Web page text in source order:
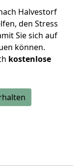
Halvestorf
den Stress
Sie sich auf
können.
kostenlose